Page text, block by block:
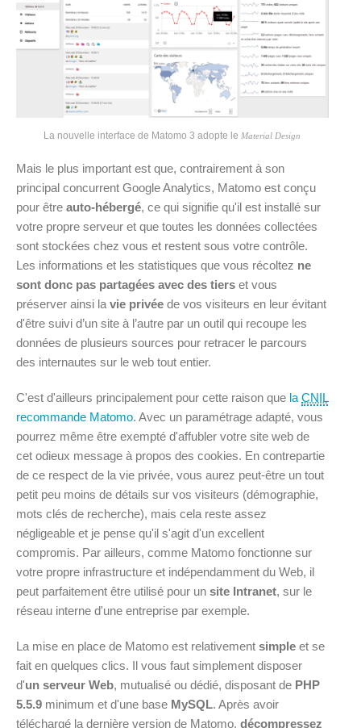
La nouvelle interface de Matomo 3 adopte leMaterial Design
Mais le plus important est que, contrairement à son
principal concurrent Google Analytics, Matomo est conçu
pour être auto-hébergé, ce qui signifie qu'il est installé sur
votre propre serveur et que toutes les données collectées
sont stockées chez vous et restent sous votre contrôle.
Les informations et les statistiques que vous récoltez ne
sont donc pas partagées avec des tiers et vous
préserver ainsi la vie privée de vos visiteurs en leur évitant
d'être suivi d’un site à l’autre par un outil qui recoupe les
données de plusieurs sources pour retracer le parcours
des internautes sur le web tout entier.
C'est d'ailleurs principalement pour cette raison que la CNIL
recommande Matomo. Avec un paramétrage adapté, vous
pourrez même être exempté d'affubler votre site web de
cet odieux message à propos des cookies. En contrepartie
de ce respect de la vie privée, vous aurez peut-être un tout
petit peu moins de détails sur vos visiteurs (démographie,
mots clés de recherche), mais cela reste assez
négligeable et je pense qu'il s'agit d'un excellent
compromis. Par ailleurs, comme Matomo fonctionne sur
votre propre infrastructure et indépendamment du Web, il
peut parfaitement être utilisé pour un site Intranet, sur le
réseau interne d'une entreprise par exemple.
La mise en place de Matomo est relativement simple et se
fait en quelques clics. Il vous faut simplement disposer
d'un serveur Web, mutualisé ou dédié, disposant de PHP
5.5.9 minimum et d'une base MySQL. Après avoir
téléchargé la dernière version de Matomo, décompressez